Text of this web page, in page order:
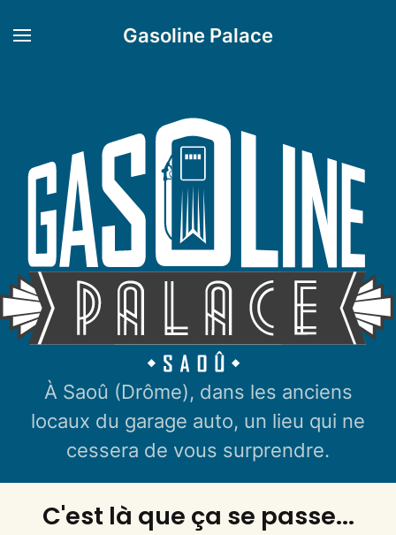
Gasoline Palace
À Saoû (Drôme), dans les anciens
locaux du garage auto, un lieu qui ne
cessera de vous surprendre.
C'est là que ça se passe...